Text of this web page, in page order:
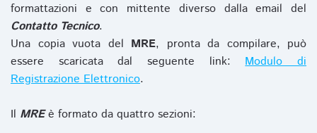
formattazioni e con mittente diverso dalla email del
Contatto Tecnico.
Una copia vuota del MRE, pronta da compilare, può
essere scaricata dal seguente link:Modulo di
Registrazione Elettronico.
Il MREè formato da quattro sezioni: